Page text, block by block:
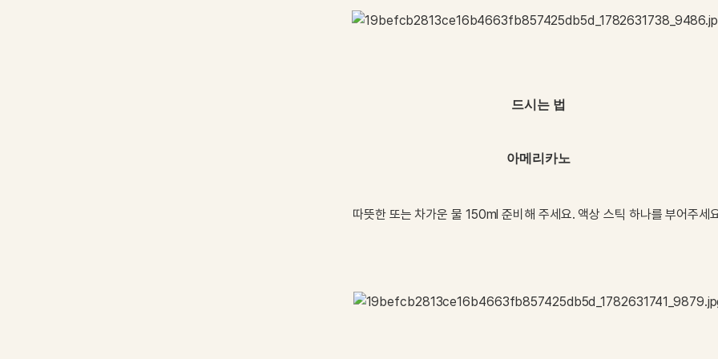
드시는 법
아메리카노
따뜻한 또는 차가운 물 150ml준비해 주세요. 액상 스틱 하나를 부어주세